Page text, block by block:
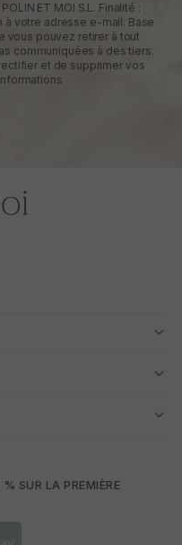
ET MOI S.L. Finalité :
votre adresse e-mail. Base
vous pouvez retirer à tout
communiquées à des tiers.
et de supprimer vos
SUR LA PREMIÈRE